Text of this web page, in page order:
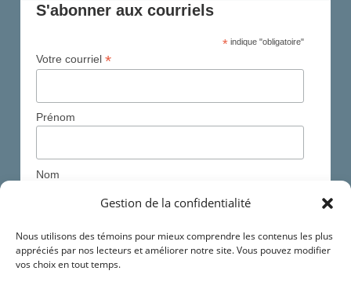
Gestion de la confidentialité
Nous utilisons des témoins pour mieux comprendre les contenus les plus
appréciés par nos lecteurs et améliorer notre site. Vous pouvez modifier
vos choix en tout temps.
S'abonner aux courriels
*indique "obligatoire"
Votre courriel*
Prénom
Nom
Région*